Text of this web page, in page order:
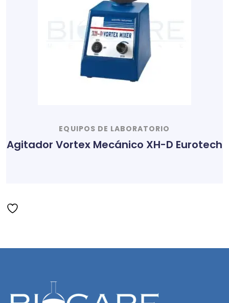
EQUIPOS DE LABORATORIO
Agitador Vortex Mecánico XH-D Eurotech